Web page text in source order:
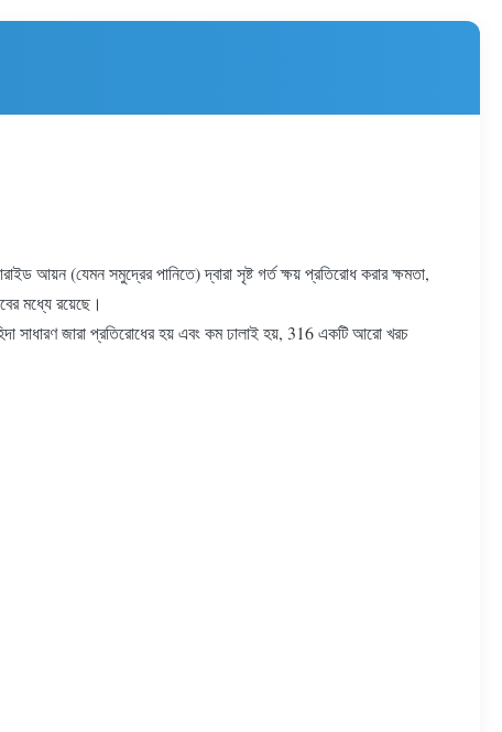
আয়ন (যেমন সমুদ্রের পানিতে) দ্বারা সৃষ্ট গর্ত ক্ষয় প্রতিরোধ করার ক্ষমতা,
মধ্যে রয়েছে।
সাধারণ জারা প্রতিরোধের হয় এবং কম ঢালাই হয়, 316 একটি আরো খরচ